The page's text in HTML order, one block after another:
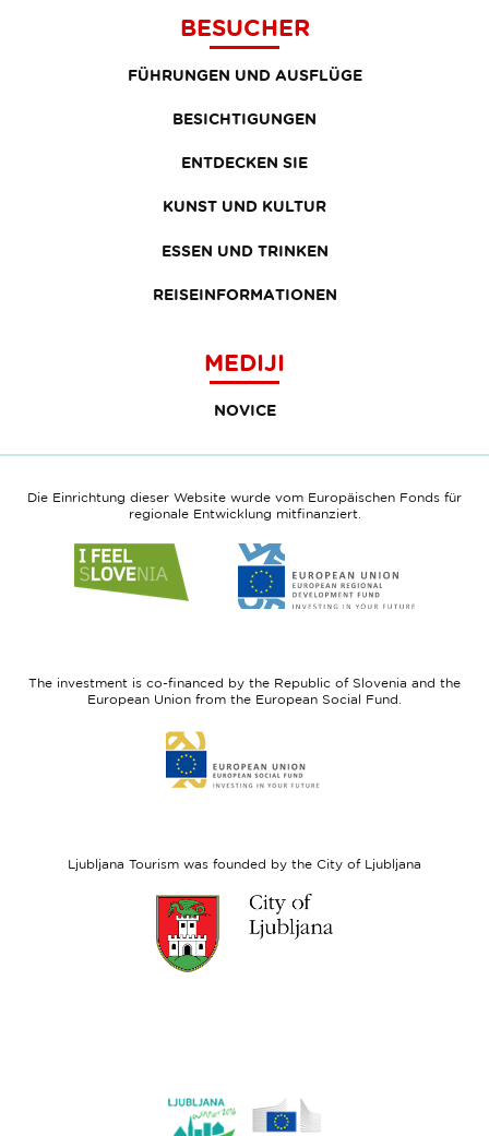
BESUCHER
FÜHRUNGEN UND AUSFLÜGE
BESICHTIGUNGEN
ENTDECKEN SIE
KUNST UND KULTUR
ESSEN UND TRINKEN
REISEINFORMATIONEN
MEDIJI
NOVICE
Die Einrichtung dieser Website wurde vom Europäischen Fonds für
regionale Entwicklung mitfinanziert.
to
website
to
website
Fund
The investment is co-financed by the Republic of Slovenia and the
European Union from the European Social Fund.
to
website
Ljubljana Tourism was founded by the City of Ljubljana